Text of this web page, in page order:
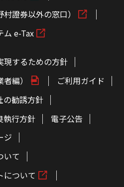
證券以外の窓口）
ム e-Tax
現するための方針
編）
ご利用ガイド
の勧誘方針
執行方針
電子公告
ジ
いて
について